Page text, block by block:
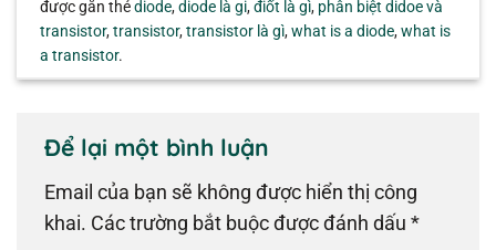
được gắn thẻdiode,diode là gi,điốt là gì, phân biệt didoe và
transistor,transistor,transistor là gì,what is a diode,what is
a transistor.
Để lại một bình luận
Email của bạn sẽ không được hiển thị công
khai. Các trường bắt buộc được đánh dấu *